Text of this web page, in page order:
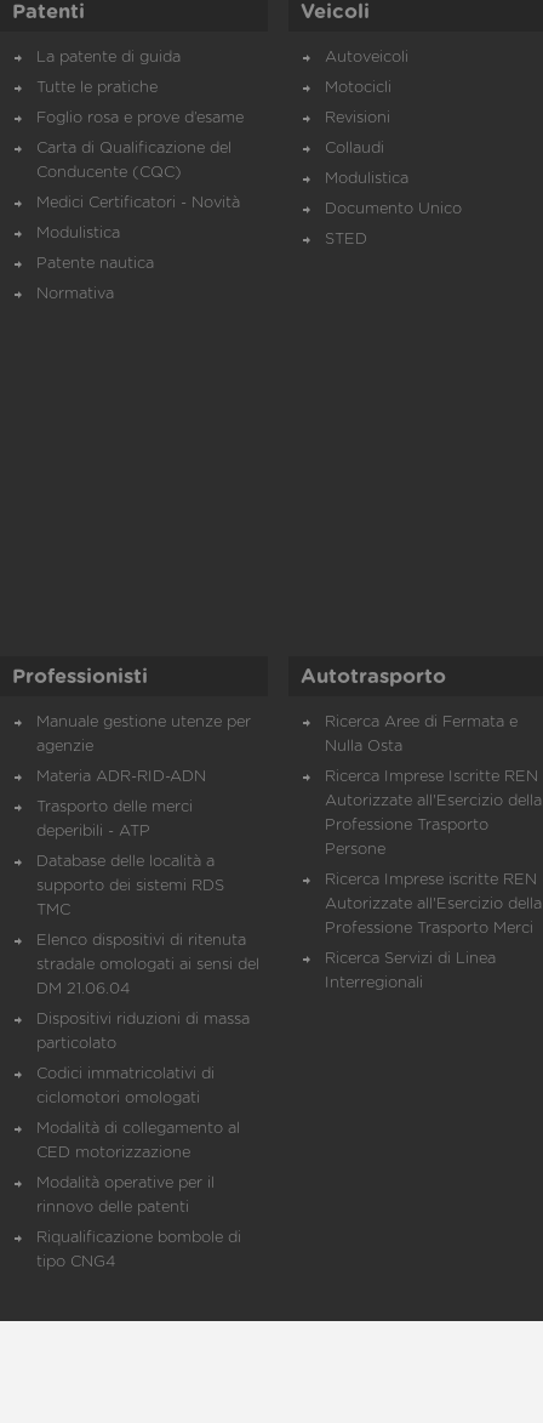
Patenti
La patente di guida
Tutte le pratiche
Foglio rosa e prove d’esame
Carta di Qualificazione del
Conducente (CQC)
Medici Certificatori - Novità
Modulistica
Patente nautica
Normativa
Veicoli
Autoveicoli
Motocicli
Revisioni
Collaudi
Modulistica
Documento Unico
STED
Professionisti
Manuale gestione utenze per
agenzie
Materia ADR-RID-ADN
Trasporto delle merci
deperibili - ATP
Database delle località a
supporto dei sistemi RDS
TMC
Elenco dispositivi di ritenuta
stradale omologati ai sensi del
DM 21.06.04
Dispositivi riduzioni di massa
particolato
Codici immatricolativi di
ciclomotori omologati
Modalità di collegamento al
CED motorizzazione
Modalità operative per il
rinnovo delle patenti
Riqualificazione bombole di
tipo CNG4
Autotrasporto
Ricerca Aree di Fermata e
Nulla Osta
Ricerca Imprese Iscritte REN
Autorizzate all'Esercizio della
Professione Trasporto
Persone
Ricerca Imprese iscritte REN
Autorizzate all'Esercizio della
Professione Trasporto Merci
Ricerca Servizi di Linea
Interregionali